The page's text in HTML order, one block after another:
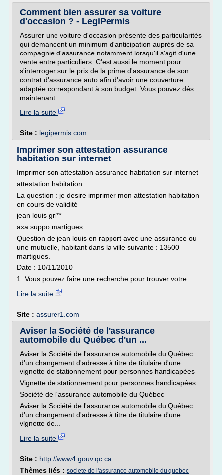
Comment bien assurer sa voiture
d'occasion ? - LegiPermis
Assurer une voiture d'occasion présente des particularités
qui demandent un minimum d'anticipation auprès de sa
compagnie d'assurance notamment lorsqu'il s'agit d'une
vente entre particuliers. C'est aussi le moment pour
s'interroger sur le prix de la prime d'assurance de son
contrat d'assurance auto afin d'avoir une couverture
adaptée correspondant à son budget. Vous pouvez dés
maintenant...
Lire la suite
Site : legipermis.com
Imprimer son attestation assurance
habitation sur internet
Imprimer son attestation assurance habitation sur internet
attestation habitation
La question : je desire imprimer mon attestation habitation
en cours de validité
jean louis gri**
axa suppo martigues
Question de jean louis en rapport avec une assurance ou
une mutuelle, habitant dans la ville suivante : 13500
martigues.
Date : 10/11/2010
1. Vous pouvez faire une recherche pour trouver votre...
Lire la suite
Site : assurer1.com
Aviser la Société de l'assurance
automobile du Québec d'un ...
Aviser la Société de l'assurance automobile du Québec
d'un changement d'adresse à titre de titulaire d'une
vignette de stationnement pour personnes handicapées
Vignette de stationnement pour personnes handicapées
Société de l'assurance automobile du Québec
Aviser la Société de l'assurance automobile du Québec
d'un changement d'adresse à titre de titulaire d'une
vignette de...
Lire la suite
Site : http://www4.gouv.qc.ca
Thèmes liés : societe de l'assurance automobile du quebec